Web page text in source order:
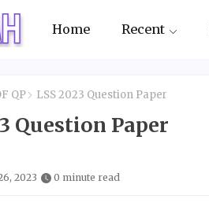
Home Recent
QP LSS 2023 Question Paper
Question Paper
2023
0 minute read